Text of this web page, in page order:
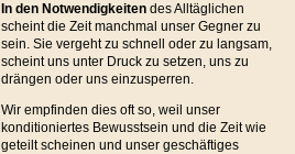
In den Notwendigkeitendes Alltäglichen
scheint die Zeit manchmal unser Gegner zu
sein. Sie vergeht zu schnell oder zu langsam,
scheint uns unter Druck zu setzen, uns zu
drängen oder uns einzusperren.
Wir empfinden dies oft so, weil unser
konditioniertes Bewusstsein und die Zeit wie
geteilt scheinen und unser geschäftiges